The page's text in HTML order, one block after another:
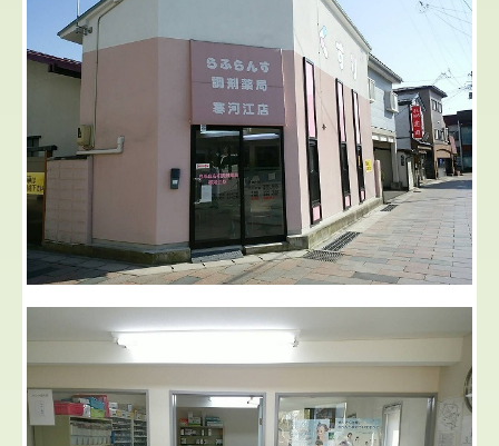
ぴーく調剤薬局小姓町店
もがみがわ調剤薬局
スタッフの募集
新卒薬剤師の方へ
ブログ